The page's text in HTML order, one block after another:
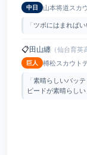
中日 山本将道スカ
「ツボにはまれば
📋田山纏 （仙台育英
巨人 榑松スカウト
「素晴らしいバッ
ピードが素晴らしい